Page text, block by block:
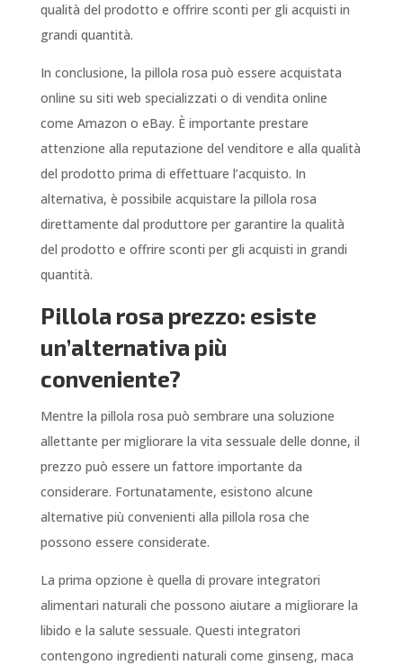
qualità del prodotto e offrire sconti per gli acquisti in
grandi quantità.
In conclusione, la pillola rosa può essere acquistata
online su siti web specializzati o di vendita online
come Amazon o eBay. È importante prestare
attenzione alla reputazione del venditore e alla qualità
del prodotto prima di effettuare l’acquisto. In
alternativa, è possibile acquistare la pillola rosa
direttamente dal produttore per garantire la qualità
del prodotto e offrire sconti per gli acquisti in grandi
quantità.
Pillola rosa prezzo: esiste
un’alternativa più
conveniente?
Mentre la pillola rosa può sembrare una soluzione
allettante per migliorare la vita sessuale delle donne, il
prezzo può essere un fattore importante da
considerare. Fortunatamente, esistono alcune
alternative più convenienti alla pillola rosa che
possono essere considerate.
La prima opzione è quella di provare integratori
alimentari naturali che possono aiutare a migliorare la
libido e la salute sessuale. Questi integratori
contengono ingredienti naturali come ginseng, maca